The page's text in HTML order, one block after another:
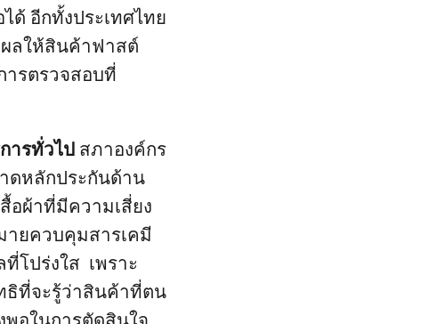
ด้ อีกทั้งประเทศไทย
ลให้สินค้าฟาสต์
ารตรวจสอบที่
ารทั่วไป สภาองค์กร
ดหลักประกันด้าน
อผ้าที่มีความเสี่ยง
ายควบคุมสารเคมี
โปร่งใส เพราะ
ธิที่จะรู้ว่าสินค้าที่ตน